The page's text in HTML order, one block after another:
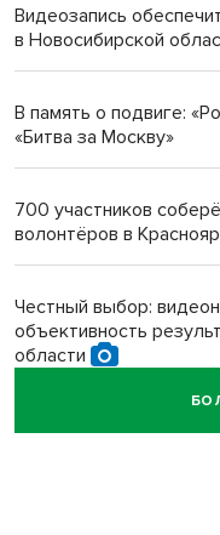
Инвалид получил
Видеозапись
в Новосибирской
В память о подвиге:
«Битва за Москву»
700 участников
волонтёров в
Честный выбор:
объективность
области
Кибертанки пошли в